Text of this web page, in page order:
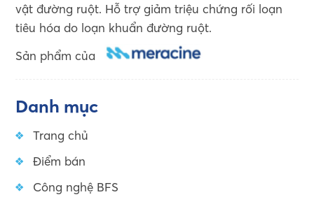
vật đường ruột. Hỗ trợ giảm triệu chứng rối loạn
tiêu hóa do loạn khuẩn đường ruột.
Sản phẩm của
Danh mục
Trang chủ
Điểm bán
Công nghệ BFS